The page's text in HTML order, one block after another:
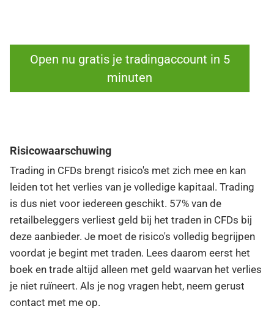
Open nu gratis je tradingaccount in 5
minuten
Risicowaarschuwing
Trading in CFDs brengt risico's met zich mee en kan
leiden tot het verlies van je volledige kapitaal. Trading
is dus niet voor iedereen geschikt. 57% van de
retailbeleggers verliest geld bij het traden in CFDs bij
deze aanbieder. Je moet de risico's volledig begrijpen
voordat je begint met traden. Lees daarom eerst het
boek en trade altijd alleen met geld waarvan het verlies
je niet ruïneert. Als je nog vragen hebt, neem gerust
contact met me op.